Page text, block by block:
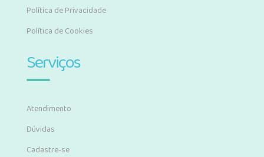
Política de Privacidade
Política de Cookies
Serviços
Atendimento
Dúvidas
Cadastre-se